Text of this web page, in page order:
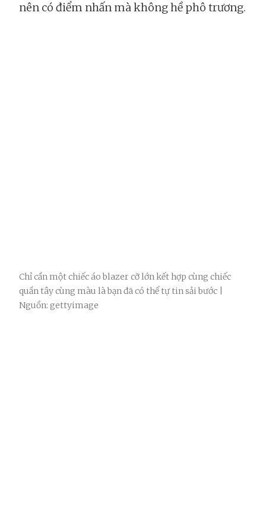
nên có điểm nhấn mà không hề phô trương.
Chỉ cần một chiếc áo blazer cỡ lớn kết hợp cùng chiếc
quần tây cùng màu là bạn đã có thể tự tin sải bước |
Nguồn: gettyimage